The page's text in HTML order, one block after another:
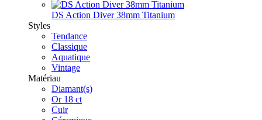
DS Action Diver 38mm Titanium
Styles
Tendance
Classique
Aquatique
Vintage
Matériau
Diamant(s)
Or 18 ct
Cuir